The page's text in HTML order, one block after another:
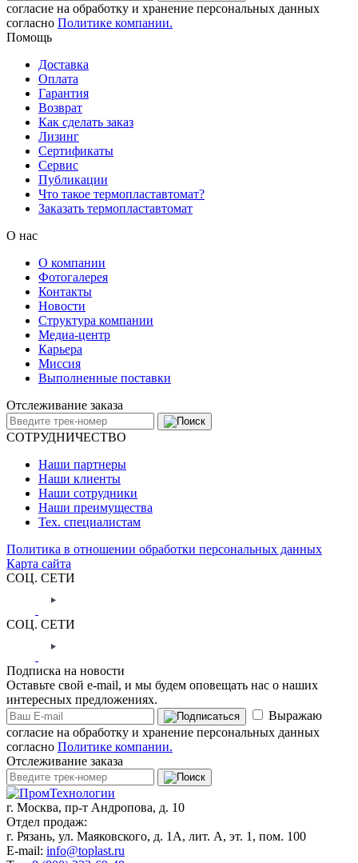
согласие на обработку и хранение персональных данных
согласно Политике компании.
Помощь
Доставка
Оплата
Гарантия
Возврат
Как сделать заказ
Лизинг
Сертификаты
Сервис
Публикации
Что такое термопластавтомат?
Заказать термопластавтомат
О нас
О компании
Фотогалерея
Контакты
Новости
Структура компании
Медиа-центр
Карьера
Миссия
Выполненные поставки
Отслеживание заказа
СОТРУДНИЧЕСТВО
Наши партнеры
Наши клиенты
Наши сотрудники
Наши преимущества
Тех. специалистам
Политика в отношении обработки персональных данных
Карта сайта
СОЦ. СЕТИ
СОЦ. СЕТИ
Подписка на новости
Оставьте свой e-mail, и мы будем оповещать нас о наших
интересных предложениях.
Выражаю
согласие на обработку и хранение персональных данных
согласно Политике компании.
Отслеживание заказа
г. Москва, пр-т Андропова, д. 10
Отдел продаж:
г. Рязань, ул. Маяковского, д. 1А, лит. А, эт. 1, пом. 100
E-mail: info@toplast.ru